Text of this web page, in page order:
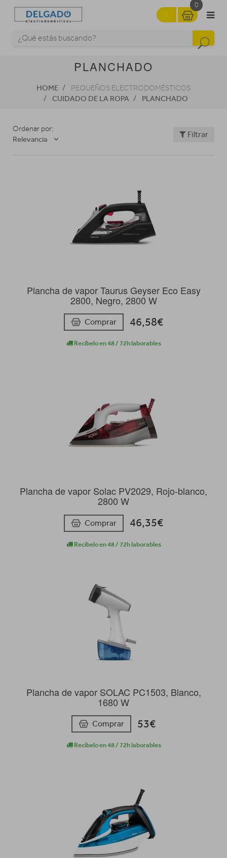
0
PLANCHADO
HOME PEQUEÑOS ELECTRODOMÉSTICOS
CUIDADO DE LA ROPA PLANCHADO
Ordenar por:
Relevancia
Filtrar
Plancha de vapor Taurus Geyser Eco Easy
2800, Negro, 2800 W
Comprar 46,58€
Recíbelo en 48 / 72h laborables
Plancha de vapor Solac PV2029, Rojo-blanco,
2800 W
Comprar 46,35€
Recíbelo en 48 / 72h laborables
Plancha de vapor SOLAC PC1503, Blanco,
1680 W
Comprar 53€
Recíbelo en 48 / 72h laborables